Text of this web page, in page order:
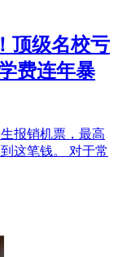
顶级名校亏
费连年暴
报销机票，最高
这笔钱。 对于常